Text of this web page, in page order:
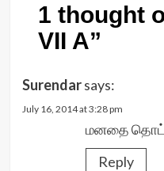
1 thought
VII A”
Surendar says:
July 16, 2014 at 3:28 pm
மனதை
Reply